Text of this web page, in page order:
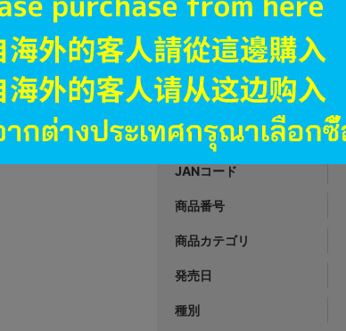
オンライン
品切状態 790 円 税込
JANコード
商品番号
商品カテゴリ
発売日
種別